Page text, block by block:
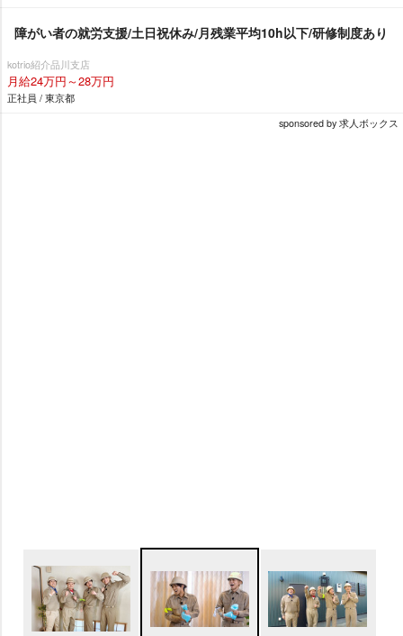
障がい者の就労支援/土日祝休み/月残業平均10h以下/研修制度あり
kotrio紹介品川支店
月給24万円～28万円
正社員 / 東京都
sponsored by 求人ボックス